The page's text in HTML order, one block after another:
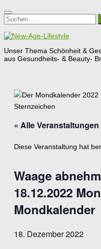
Suchen
nach:
Unser Thema Schönheit &
aus Gesundheits- & Beauty-
« Alle Veranstaltungen
Diese Veranstaltung hat
Waage
18.12.2022
Mondkalender
18. Dezember 2022